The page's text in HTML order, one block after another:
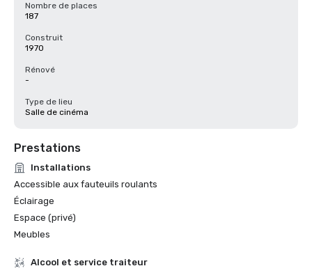
Nombre de places
187
Construit
1970
Rénové
-
Type de lieu
Salle de cinéma
Prestations
Installations
Accessible aux fauteuils roulants
Éclairage
Espace (privé)
Meubles
Alcool et service traiteur